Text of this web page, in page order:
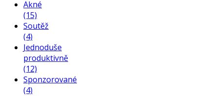
Akné
(15)
Soutěž
(4)
Jednoduše
produktivně
(12)
Sponzorované
(4)